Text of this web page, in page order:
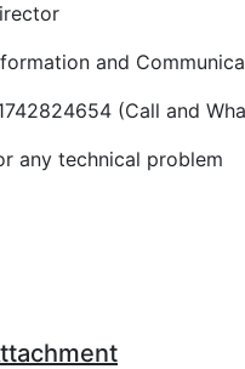
and
(Call and
any technical problem